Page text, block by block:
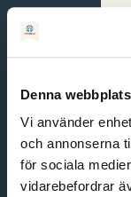
Denna
Vi använder
och annonserna
för sociala
vidarebefordrar